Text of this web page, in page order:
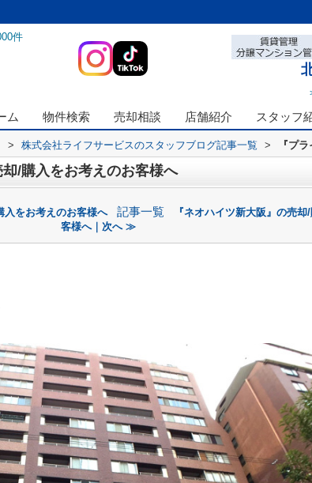
件
ム 物件検索 売却相談 店舗紹介 スタッフ
> 株式会社ライフサービスのスタッフブログ記事一覧 > 『プ
/購入をお考えのお客様へ
をお考えのお客様へ 記事一覧
『ネオハイツ新大阪』の売
客様へ｜次へ ≫